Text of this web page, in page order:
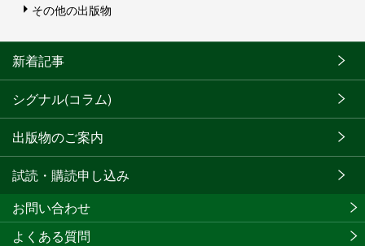
その他の出版物
新着記事
シグナル(コラム)
出版物のご案内
試読・購読申し込み
お問い合わせ
よくある質問